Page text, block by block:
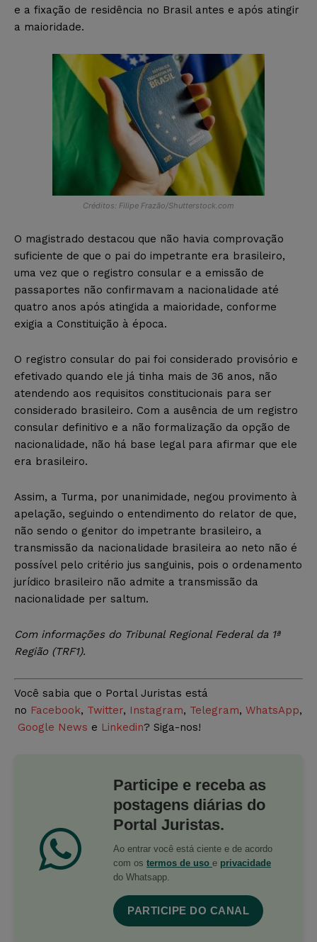
e a fixação de residência no Brasil antes e após atingir
a maioridade.
Créditos: Filipe Frazão/Shutterstock.com
O magistrado destacou que não havia comprovação
suficiente de que o pai do impetrante era brasileiro,
uma vez que o registro consular e a emissão de
passaportes não confirmavam a nacionalidade até
quatro anos após atingida a maioridade, conforme
exigia a Constituição à época.
O registro consular do pai foi considerado provisório e
efetivado quando ele já tinha mais de 36 anos, não
atendendo aos requisitos constitucionais para ser
considerado brasileiro. Com a ausência de um registro
consular definitivo e a não formalização da opção de
nacionalidade, não há base legal para afirmar que ele
era brasileiro.
Assim, a Turma, por unanimidade, negou provimento à
apelação, seguindo o entendimento do relator de que,
não sendo o genitor do impetrante brasileiro, a
transmissão da nacionalidade brasileira ao neto não é
possível pelo critério jus sanguinis, pois o ordenamento
jurídico brasileiro não admite a transmissão da
nacionalidade per saltum.
Com informações do Tribunal Regional Federal da 1ª
Região (TRF1).
Você sabia que o Portal Juristas está
no Facebook, Twitter, Instagram, Telegram, WhatsApp,
Google News e Linkedin? Siga-nos!
Participe e receba as
postagens diárias do
Portal Juristas.
Ao entrar você está ciente e de acordo
com os termos de uso e privacidade
do Whatsapp.
PARTICIPE DO CANAL